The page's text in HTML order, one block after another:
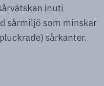
inuti
sårmiljö som minskar
sårkanter.